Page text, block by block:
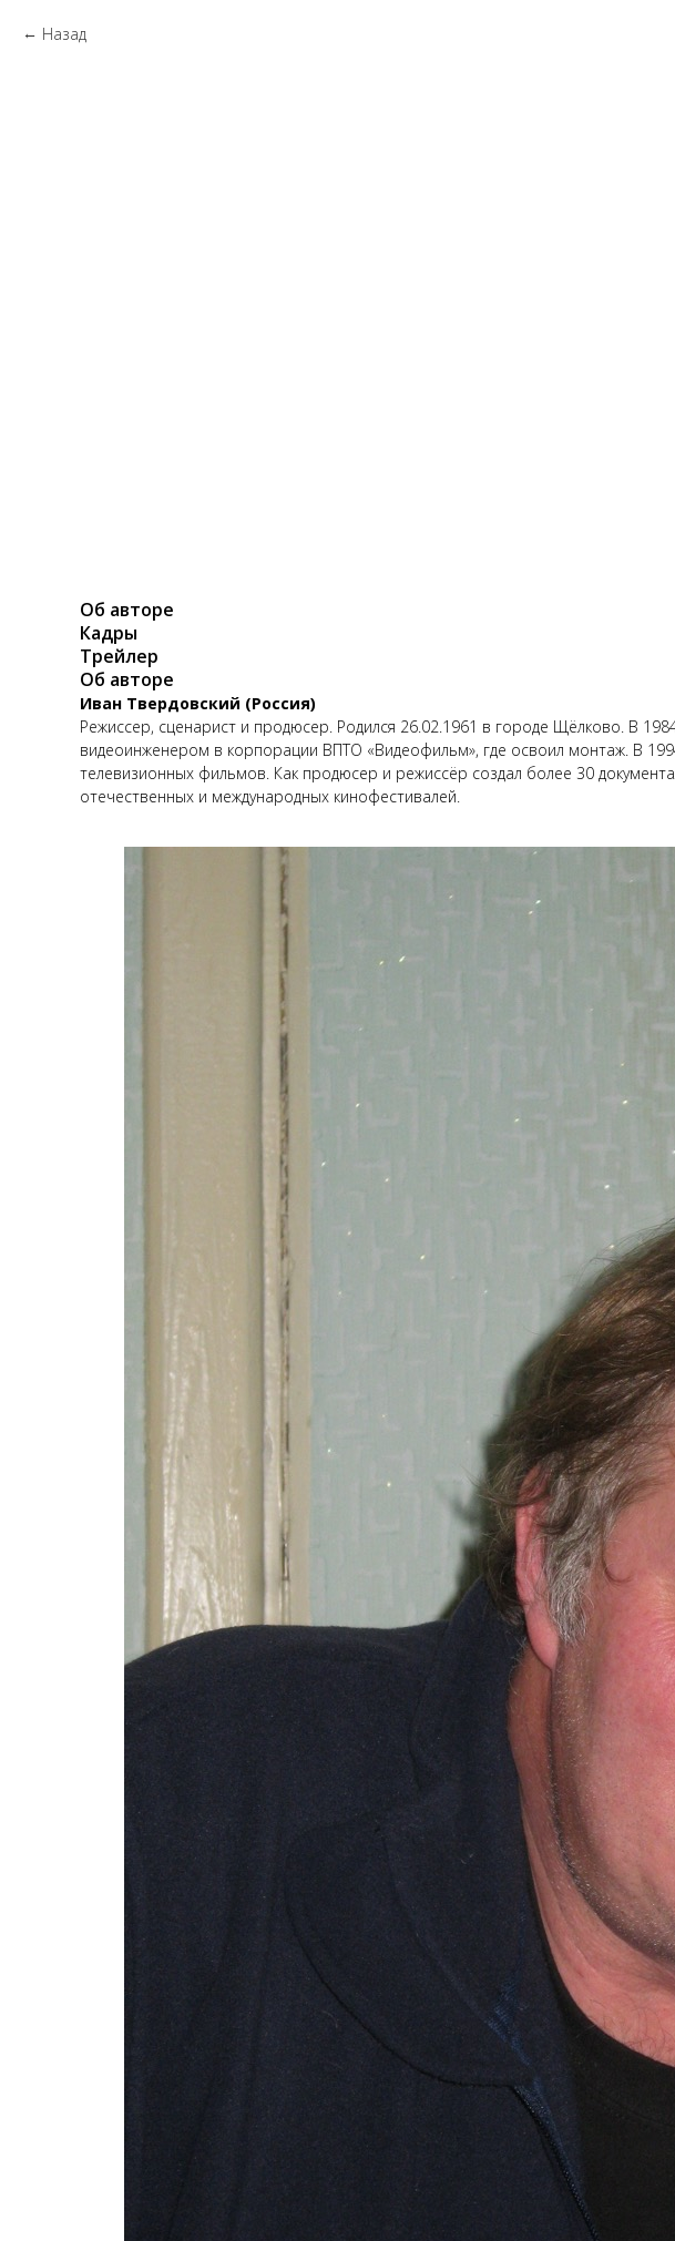
Назад
Об авторе
Кадры
Трейлер
Об авторе
Иван Твердовский (Россия)
Режиссер, сценарист и продюсер. Родился 26.02.1961 в городе Щёлково. В
видеоинженером в корпорации ВПТО «Видеофильм», где освоил монтаж. В
телевизионных фильмов. Как продюсер и режиссёр создал более 30
отечественных и международных кинофестивалей.